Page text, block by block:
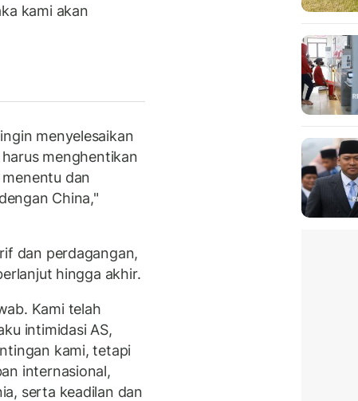
kami akan
menyelesaikan
menghentikan
dan
China,"
dan perdagangan,
hingga akhir.
Kami telah
intimidasi AS,
kami, tetapi
internasional,
serta keadilan dan